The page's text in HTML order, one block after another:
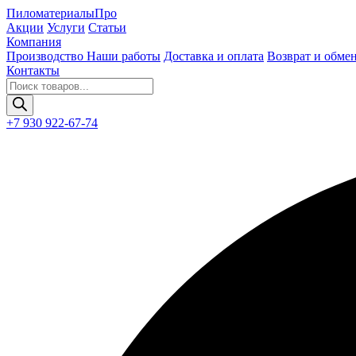
ПиломатериалыПро
Акции Услуги Статьи
Компания
Производство Наши работы Доставка и оплата Возврат и
Контакты
Поиск
товаров
+7 930 922-67-74